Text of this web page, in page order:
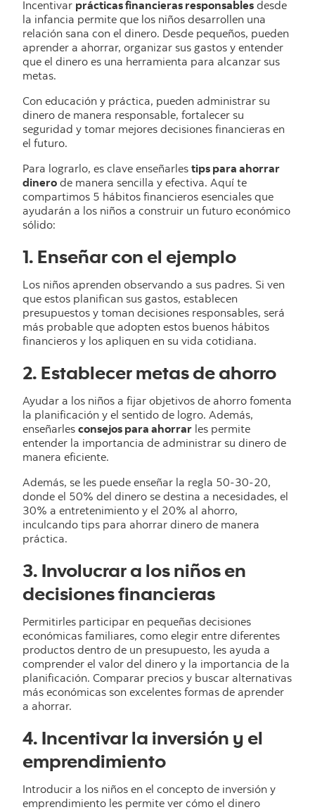
Incentivar prácticas financieras responsables desde
la infancia permite que los niños desarrollen una
relación sana con el dinero. Desde pequeños, pueden
aprender a ahorrar, organizar sus gastos y entender
que el dinero es una herramienta para alcanzar sus
metas.
Con educación y práctica, pueden administrar su
dinero de manera responsable, fortalecer su
seguridad y tomar mejores decisiones financieras en
el futuro.
Para lograrlo, es clave enseñarles tips para ahorrar
dinero de manera sencilla y efectiva. Aquí te
compartimos 5 hábitos financieros esenciales que
ayudarán a los niños a construir un futuro económico
sólido:
1. Enseñar con el ejemplo
Los niños aprenden observando a sus padres. Si ven
que estos planifican sus gastos, establecen
presupuestos y toman decisiones responsables, será
más probable que adopten estos buenos hábitos
financieros y los apliquen en su vida cotidiana.
2. Establecer metas de ahorro
Ayudar a los niños a fijar objetivos de ahorro fomenta
la planificación y el sentido de logro. Además,
enseñarles consejos para ahorrar les permite
entender la importancia de administrar su dinero de
manera eficiente.
Además, se les puede enseñar la regla 50-30-20,
donde el 50% del dinero se destina a necesidades, el
30% a entretenimiento y el 20% al ahorro,
inculcando tips para ahorrar dinero de manera
práctica.
3. Involucrar a los niños en
decisiones financieras
Permitirles participar en pequeñas decisiones
económicas familiares, como elegir entre diferentes
productos dentro de un presupuesto, les ayuda a
comprender el valor del dinero y la importancia de la
planificación. Comparar precios y buscar alternativas
más económicas son excelentes formas de aprender
a ahorrar.
4. Incentivar la inversión y el
emprendimiento
Introducir a los niños en el concepto de inversión y
emprendimiento les permite ver cómo el dinero